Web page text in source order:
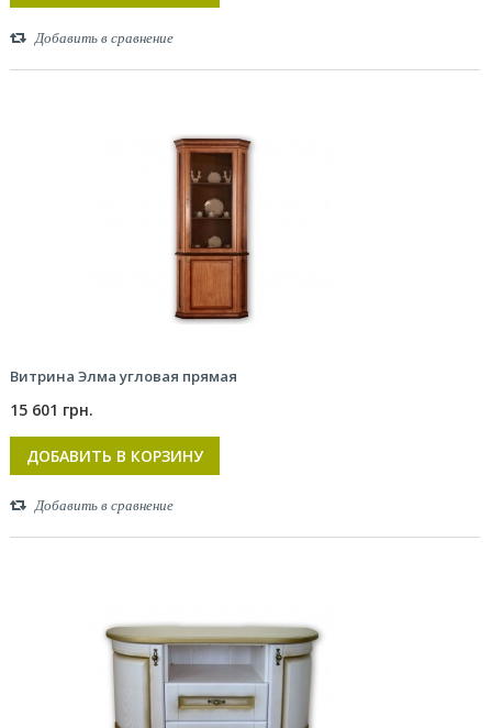
Добавить в сравнение
Витрина Элма угловая прямая
15 601 грн.
ДОБАВИТЬ В КОРЗИНУ
Добавить в сравнение